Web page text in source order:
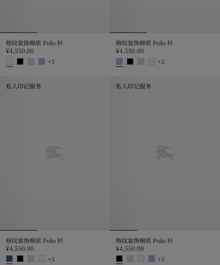
格纹装饰棉质 Polo 衫
¥4,550.00
+3
格纹装饰棉质 Polo 衫
¥4,550.00
+3
私人印记服务
格纹装饰棉质 Polo 衫
¥4,550.00
+3
私人印记服务
格纹装饰棉质 Polo 衫
¥4,550.00
+3